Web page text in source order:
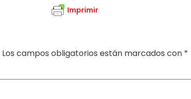
Imprimir
Los campos obligatorios están marcados con *